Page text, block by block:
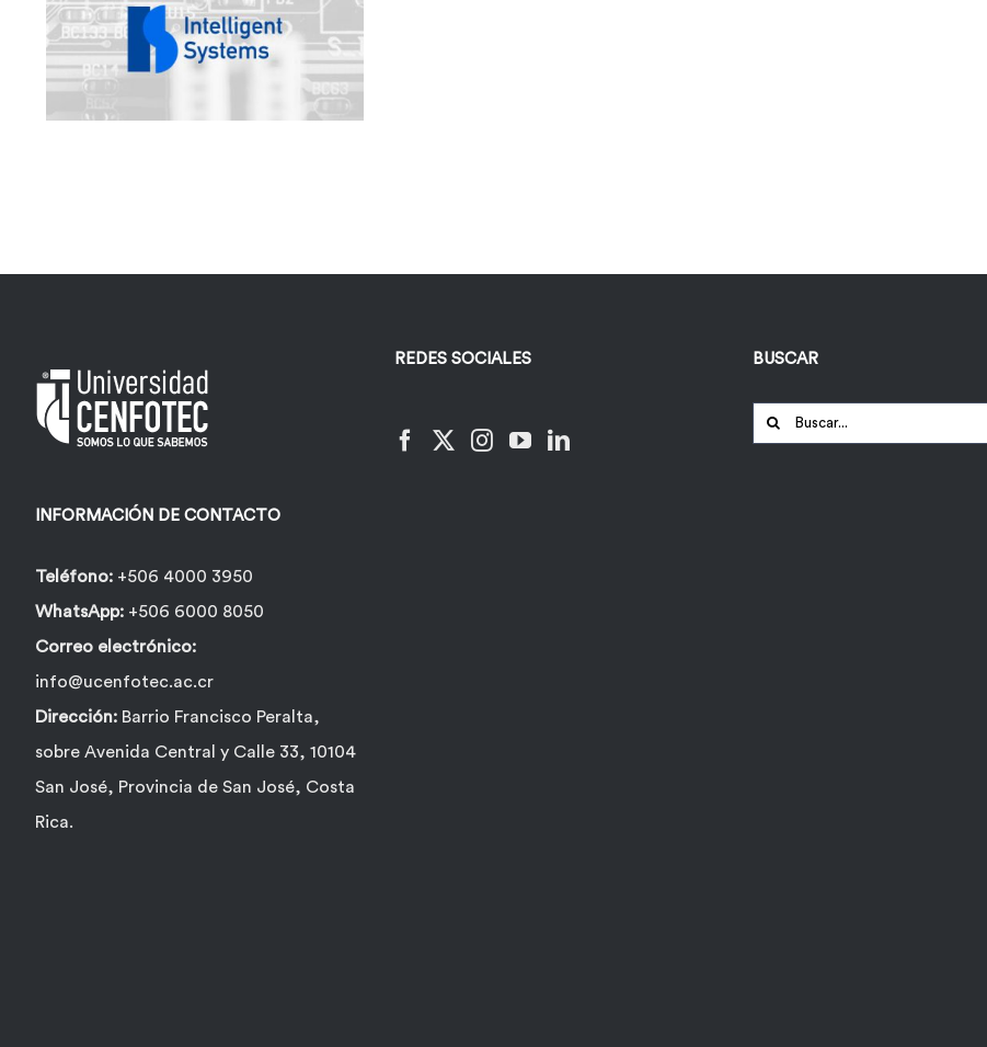
INFORMACIÓN DE CONTACTO
Teléfono: +506 4000 3950
WhatsApp: +506 6000 8050
Correo electrónico:
info@ucenfotec.ac.cr
Dirección: Barrio Francisco Peralta,
sobre Avenida Central y Calle 33, 10104
San José, Provincia de San José, Costa
Rica.
REDES SOCIALES BUSCAR
Buscar: